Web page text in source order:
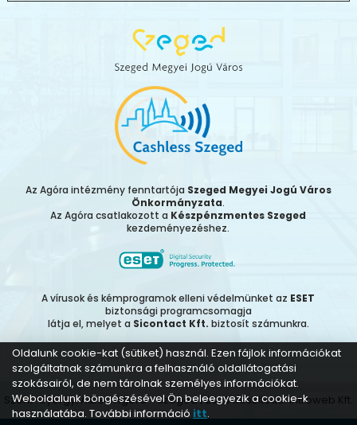
Oldalunk cookie-kat (sütiket) használ. Ezen fájlok információkat
szolgáltatnak számunkra a felhasználó oldallátogatási
szokásairól, de nem tárolnak személyes információkat.
Weboldalunk böngészésével Ön beleegyezik a cookie-k
használatába. További információ itt.
Az Agóra intézmény fenntartója Szeged Megyei Jogú Város
Önkormányzata.
Az Agóra csatlakozott a Készpénzmentes Szeged
kezdeményezéshez.
A vírusok és kémprogramok elleni védelmünket az ESET
biztonsági programcsomagja
látja el, melyet a Sicontact Kft. biztosít számunkra.
Szent-Györgyi Albert Agóra - Szeged | 2026 Készítette:Introweb Kft.